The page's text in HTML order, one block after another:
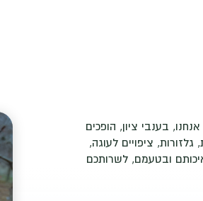
בענבי ציון , הופכים
ציפויים לעוגה,
ובטעמם, לשרותכם